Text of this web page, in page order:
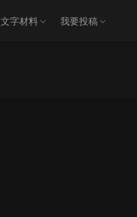
文字材料 我要投稿